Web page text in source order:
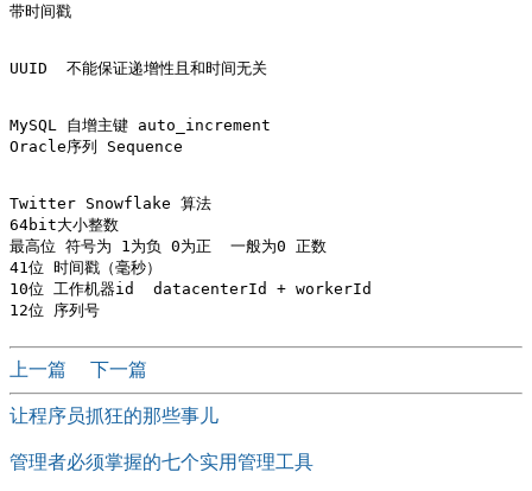
带时间戳
UUID  不能保证递增性且和时间无关
MySQL 自增主键 auto_increment
Oracle序列 Sequence
Twitter Snowflake 算法
64bit大小整数
最高位 符号为 1为负 0为正  一般为0 正数
41位 时间戳（毫秒）
10位 工作机器id  datacenterId + workerId
上一篇 下一篇
让程序员抓狂的那些事儿
管理者必须掌握的​七个实用管理工具